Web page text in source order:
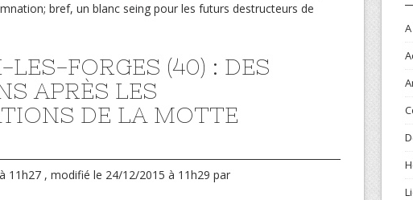
bref, un blanc seing pour les futurs destructeurs de
LES-FORGES (40) : DES
APRÈS LES
DE LA MOTTE
11h27 , modifié le 24/12/2015 à 11h29 par